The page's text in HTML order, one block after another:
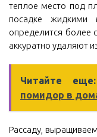
теплое место под
посадке жидкими
определится более
аккуратно удаляют
Читайте еще:
помидор в
Рассаду,